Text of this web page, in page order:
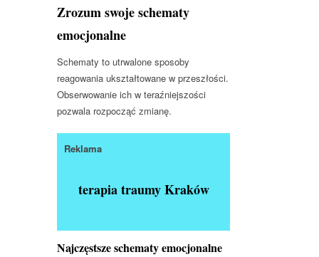
Zrozum swoje schematy
emocjonalne
Schematy to utrwalone sposoby
reagowania ukształtowane w przeszłości.
Obserwowanie ich w teraźniejszości
pozwala rozpocząć zmianę.
Reklama
terapia traumy Kraków
Najczęstsze schematy emocjonalne